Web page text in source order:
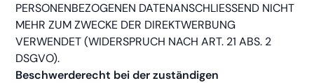
PERSONENBEZOGENEN DATENANSCHLIESSEND NICHT
MEHR ZUM ZWECKE DER DIREKTWERBUNG
VERWENDET (WIDERSPRUCH NACH ART. 21 ABS. 2
DSGVO).
Beschwerderecht bei der zuständigen